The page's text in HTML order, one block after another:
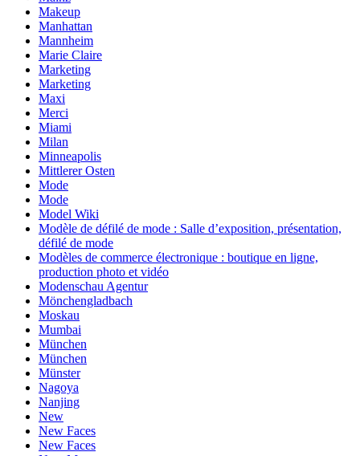
Makeup
Manhattan
Mannheim
Marie Claire
Marketing
Marketing
Maxi
Merci
Miami
Milan
Minneapolis
Mittlerer Osten
Mode
Mode
Model Wiki
Modèle de défilé de mode : Salle d’exposition, présentation,
défilé de mode
Modèles de commerce électronique : boutique en ligne,
production photo et vidéo
Modenschau Agentur
Mönchengladbach
Moskau
Mumbai
München
München
Münster
Nagoya
Nanjing
New
New Faces
New Faces